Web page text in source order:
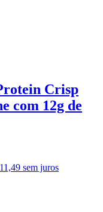
Crisp
com 12g de
sem juros